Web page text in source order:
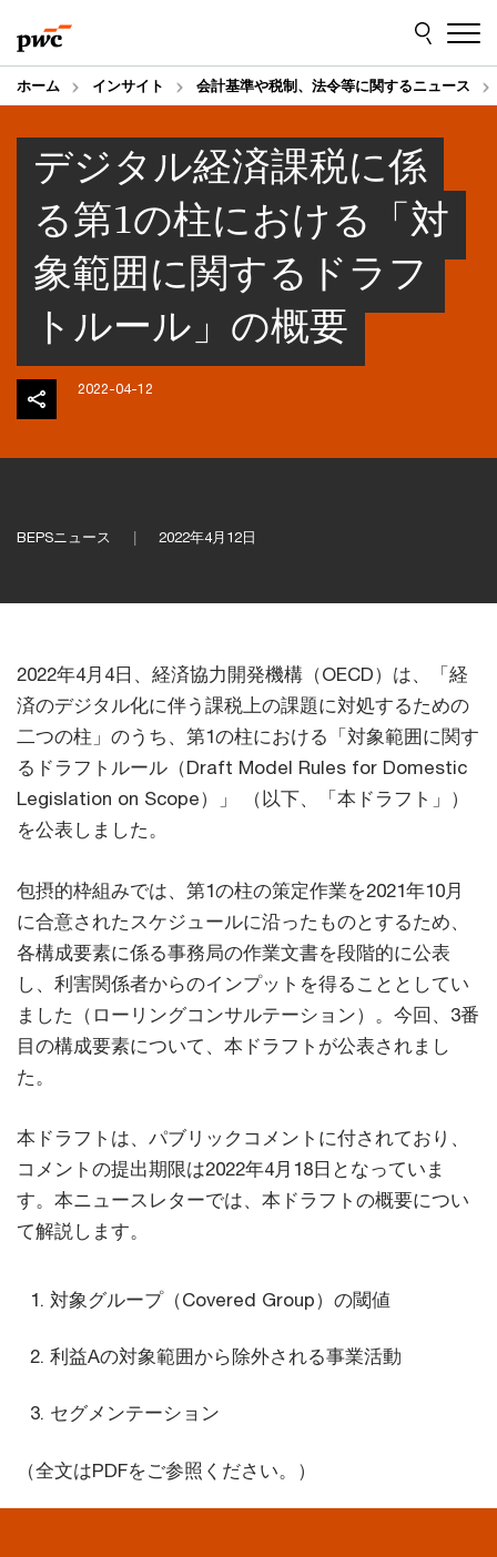
to
content
to
footer
ホーム インサイト 会計基準や税制、法令等に関するニュース
デジタル経済課税に係
る第1の柱における「対
象範囲に関するドラフ
トルール」の概要
2022-04-12
BEPSニュース 2022年4月12日
2022年4月4日、経済協力開発機構（OECD）は、「経
済のデジタル化に伴う課税上の課題に対処するための
二つの柱」のうち、第1の柱における「対象範囲に関す
るドラフトルール（Draft Model Rules for Domestic
Legislation on Scope）」 （以下、「本ドラフト」）
を公表しました。
包摂的枠組みでは、第1の柱の策定作業を2021年10月
に合意されたスケジュールに沿ったものとするため、
各構成要素に係る事務局の作業文書を段階的に公表
し、利害関係者からのインプットを得ることとしてい
ました（ローリングコンサルテーション）。今回、3番
目の構成要素について、本ドラフトが公表されまし
た。
本ドラフトは、パブリックコメントに付されており、
コメントの提出期限は2022年4月18日となっていま
す。本ニュースレターでは、本ドラフトの概要につい
て解説します。
対象グループ（Covered Group）の閾値
利益Aの対象範囲から除外される事業活動
セグメンテーション
（全文はPDFをご参照ください。）